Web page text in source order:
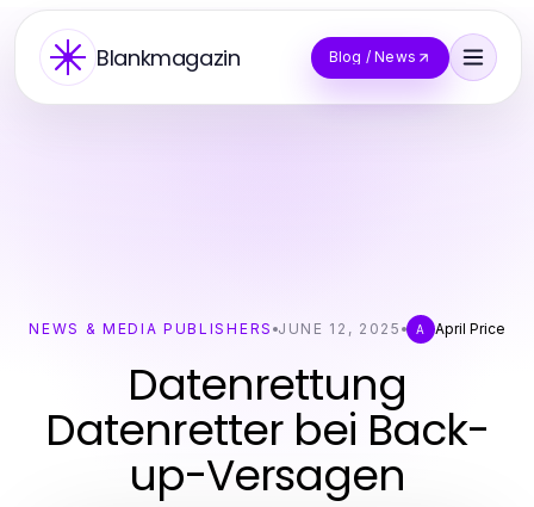
Blankmagazin Blog / News
NEWS & MEDIA PUBLISHERS JUNE 12, 2025 A April Price
Datenrettung
Datenretter bei Back-
up-Versagen